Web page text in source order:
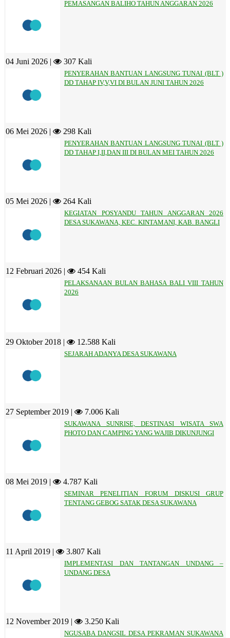
PEMASANGAN BALIHO TAHUN ANGGARAN 2026
04 Juni 2026 | 307 Kali
PENYERAHAN BANTUAN LANGSUNG TUNAI (BLT )
DD TAHAP IV,V,VI DI BULAN JUNI TAHUN 2026
06 Mei 2026 | 298 Kali
PENYERAHAN BANTUAN LANGSUNG TUNAI (BLT )
DD TAHAP I,II,DAN III DI BULAN MEI TAHUN 2026
05 Mei 2026 | 264 Kali
KEGIATAN POSYANDU TAHUN ANGGARAN 2026
DESA SUKAWANA, KEC. KINTAMANI, KAB. BANGLI
12 Februari 2026 | 454 Kali
PELAKSANAAN BULAN BAHASA BALI VIII TAHUN
2026
29 Oktober 2018 | 12.588 Kali
SEJARAH ADANYA DESA SUKAWANA
27 September 2019 | 7.006 Kali
SUKAWANA SUNRISE, DESTINASI WISATA SWA
PHOTO DAN CAMPING YANG WAJIB DIKUNJUNGI
08 Mei 2019 | 4.787 Kali
SEMINAR PENELITIAN FORUM DISKUSI GRUP
TENTANG GEBOG SATAK DESA SUKAWANA
11 April 2019 | 3.807 Kali
IMPLEMENTASI DAN TANTANGAN UNDANG –
UNDANG DESA
12 November 2019 | 3.250 Kali
NGUSABA DANGSIL DESA PEKRAMAN SUKAWANA